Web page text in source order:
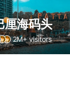
厘海码头
2M+ visitors